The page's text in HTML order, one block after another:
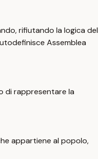
rifiutando la logica del
Assemblea
di rappresentare la
appartiene al popolo,